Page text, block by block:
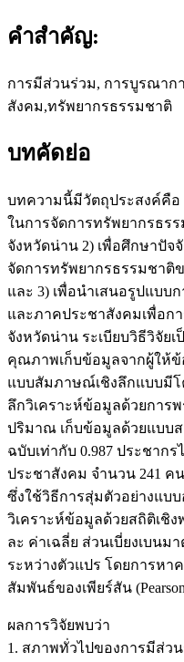
คำสำคัญ:
การมีส่วนร่วม, การบูรณาก
สังคม,ทรัพยากรธรรมชาติ
บทคัดย่อ
บทความนี้มีวัตถุประสงค์คือ
ในการจัดการทรัพยากรธร
จังหวัดน่าน 2) เพื่อศึกษาปัจ
จัดการทรัพยากรธรรมชาติ
และ 3) เพื่อนำเสนอรูปแบบ
และภาคประชาสังคมเพื่อก
จังหวัดน่าน ระเบียบวิธีวิจัย
คุณภาพเก็บข้อมูลจากผู้ให้
แบบสัมภาษณ์เชิงลึกแบบมีโ
ลึกวิเคราะห์ข้อมูลด้วยการ
ปริมาณ เก็บข้อมูลด้วยแบบ
ฉบับเท่ากับ 0.987 ประชาก
ประชาสังคม จำนวน 241 ค
ซึ่งใช้วิธีการสุ่มตัวอย่างแบบอ
วิเคราะห์ข้อมูลด้วยสถิติเชิ
ละ ค่าเฉลี่ย ส่วนเบี่ยงเบน
ระหว่างตัวแปร โดยการห
สัมพันธ์ของเพียร์สัน
ผลการวิจัยพบว่า
1. สภาพทั่วไปของการมีส่ว